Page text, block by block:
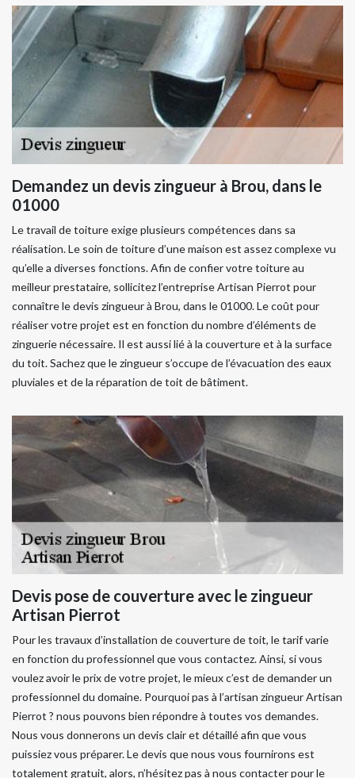
Demandez un devis zingueur à Brou, dans le
01000
Le travail de toiture exige plusieurs compétences dans sa
réalisation. Le soin de toiture d’une maison est assez complexe vu
qu’elle a diverses fonctions. Afin de confier votre toiture au
meilleur prestataire, sollicitez l’entreprise Artisan Pierrot pour
connaître le devis zingueur à Brou, dans le 01000. Le coût pour
réaliser votre projet est en fonction du nombre d’éléments de
zinguerie nécessaire. Il est aussi lié à la couverture et à la surface
du toit. Sachez que le zingueur s’occupe de l’évacuation des eaux
pluviales et de la réparation de toit de bâtiment.
Devis pose de couverture avec le zingueur
Artisan Pierrot
Pour les travaux d’installation de couverture de toit, le tarif varie
en fonction du professionnel que vous contactez. Ainsi, si vous
voulez avoir le prix de votre projet, le mieux c’est de demander un
professionnel du domaine. Pourquoi pas à l’artisan zingueur Artisan
Pierrot ? nous pouvons bien répondre à toutes vos demandes.
Nous vous donnerons un devis clair et détaillé afin que vous
puissiez vous préparer. Le devis que nous vous fournirons est
totalement gratuit, alors, n’hésitez pas à nous contacter pour le